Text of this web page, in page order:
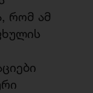
რომ ამ